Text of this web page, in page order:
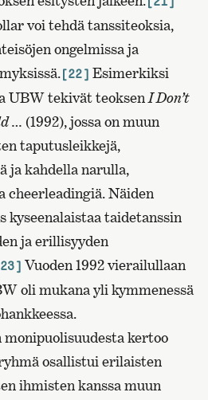
voi tehdä tanssiteoksia,
ongelmissa ja
[22] Esimerkiksi
UBW tekivät teoksen I Don’t
… (1992), jossa on muun
taputusleikkejä,
ja kahdella narulla,
cheerleadingiä. Näiden
kyseenalaistaa taidetanssin
ja erillisyyden
Vuoden 1992 vierailullaan
oli mukana yli kymmenessä
kertoo
osallistui erilaisten
ihmisten kanssa muun